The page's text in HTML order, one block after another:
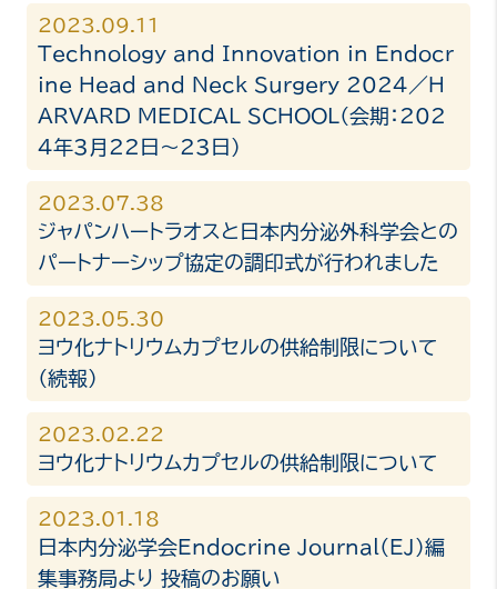
2023.09.11
Technology and Innovation in Endocr
ine Head and Neck Surgery 2024／H
ARVARD MEDICAL SCHOOL（会期：202
4年3月22日～23日）
2023.07.38
ジャパンハートラオスと日本内分泌外科学会との
パートナーシップ協定の調印式が行われました
2023.05.30
ヨウ化ナトリウムカプセルの供給制限について
（続報）
2023.02.22
ヨウ化ナトリウムカプセルの供給制限について
2023.01.18
日本内分泌学会Endocrine Journal（EJ）編
集事務局より 投稿のお願い